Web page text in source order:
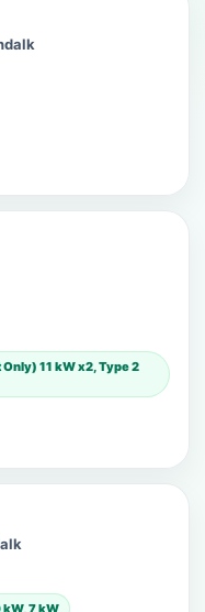
11 kW x2, Type 2
kW, 7 kW